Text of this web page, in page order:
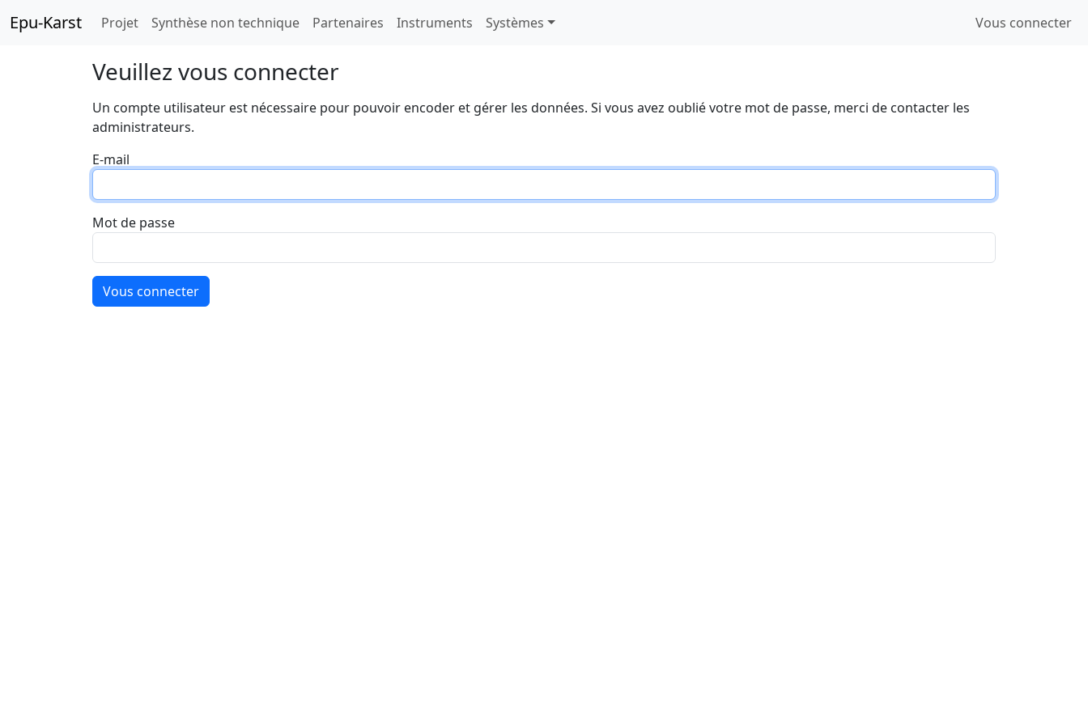
Epu-Karst Projet Synthèse non technique Partenaires Instruments Systèmes Vous connecter
Veuillez vous connecter
Un compte utilisateur est nécessaire pour pouvoir encoder et gérer les données. Si vous avez oublié votre mot de passe, merci de contacter les
administrateurs.
E-mail
Mot de passe
Vous connecter